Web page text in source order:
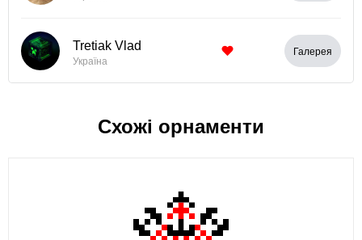
Tretiak Vlad
Україна
Галерея
Схожі орнаменти